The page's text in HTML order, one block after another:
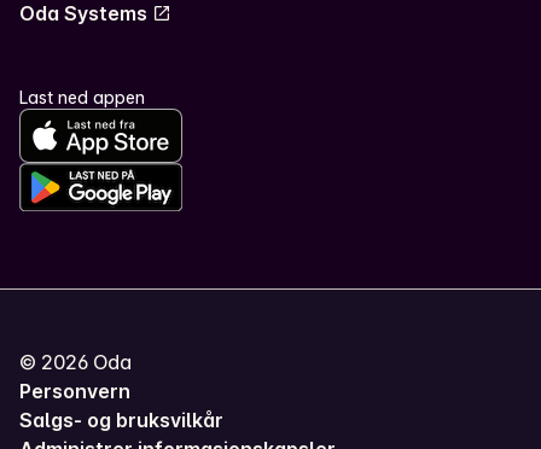
Oda Systems
Last ned appen
© 2026 Oda
Personvern
Salgs- og bruksvilkår